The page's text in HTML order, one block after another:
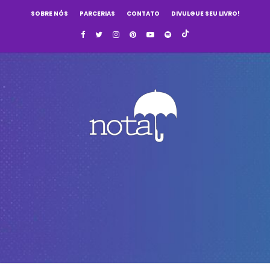
SOBRE NÓS PARCERIAS CONTATO DIVULGUE SEU LIVRO!